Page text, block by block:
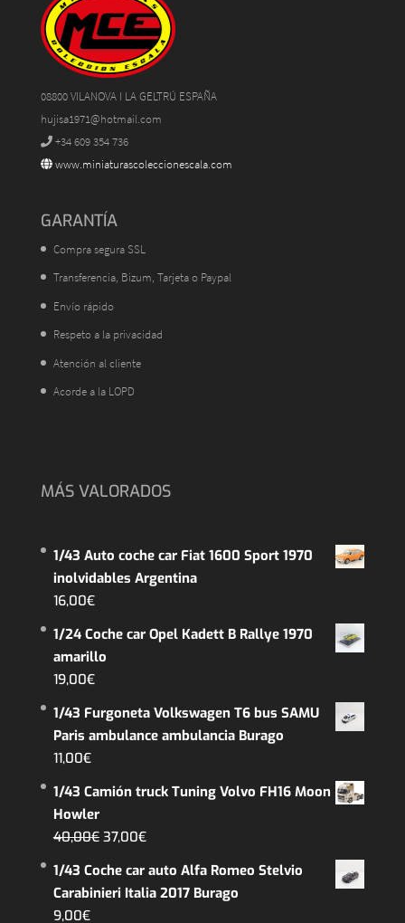
08800 VILANOVA I LA GELTRÚ ESPAÑA
hujisa1971@hotmail.com
+34 609 354 736
www.miniaturascoleccionescala.com
GARANTÍA
Compra segura SSL
Transferencia, Bizum, Tarjeta o Paypal
Envío rápido
Respeto a la privacidad
Atención al cliente
Acorde a la LOPD
MÁS VALORADOS
1/43 Auto coche car Fiat 1600 Sport 1970
inolvidables Argentina
16,00€
1/24 Coche car Opel Kadett B Rallye 1970
amarillo
19,00€
1/43 Furgoneta Volkswagen T6 bus SAMU
Paris ambulance ambulancia Burago
11,00€
1/43 Camión truck Tuning Volvo FH16 Moon
Howler
40,00€ El
37,00€El
1/43 Coche car auto Alfa Romeo Stelvio
Carabinieri Italia 2017 Burago
9,00€